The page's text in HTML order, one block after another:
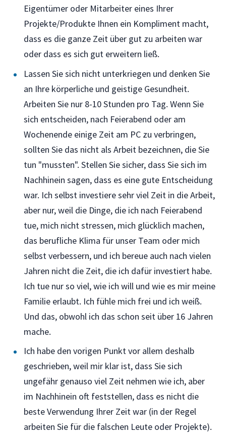
Eigentümer oder Mitarbeiter eines Ihrer
Projekte/Produkte Ihnen ein Kompliment macht,
dass es die ganze Zeit über gut zu arbeiten war
oder dass es sich gut erweitern ließ.
Lassen Sie sich nicht unterkriegen und denken Sie
an Ihre körperliche und geistige Gesundheit.
Arbeiten Sie nur 8-10 Stunden pro Tag. Wenn Sie
sich entscheiden, nach Feierabend oder am
Wochenende einige Zeit am PC zu verbringen,
sollten Sie das nicht als Arbeit bezeichnen, die Sie
tun "mussten". Stellen Sie sicher, dass Sie sich im
Nachhinein sagen, dass es eine gute Entscheidung
war. Ich selbst investiere sehr viel Zeit in die Arbeit,
aber nur, weil die Dinge, die ich nach Feierabend
tue, mich nicht stressen, mich glücklich machen,
das berufliche Klima für unser Team oder mich
selbst verbessern, und ich bereue auch nach vielen
Jahren nicht die Zeit, die ich dafür investiert habe.
Ich tue nur so viel, wie ich will und wie es mir meine
Familie erlaubt. Ich fühle mich frei und ich weiß.
Und das, obwohl ich das schon seit über 16 Jahren
mache.
Ich habe den vorigen Punkt vor allem deshalb
geschrieben, weil mir klar ist, dass Sie sich
ungefähr genauso viel Zeit nehmen wie ich, aber
im Nachhinein oft feststellen, dass es nicht die
beste Verwendung Ihrer Zeit war (in der Regel
arbeiten Sie für die falschen Leute oder Projekte).